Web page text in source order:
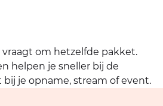
om hetzelfde pakket.
helpen je sneller bij de
je opname, stream of event.